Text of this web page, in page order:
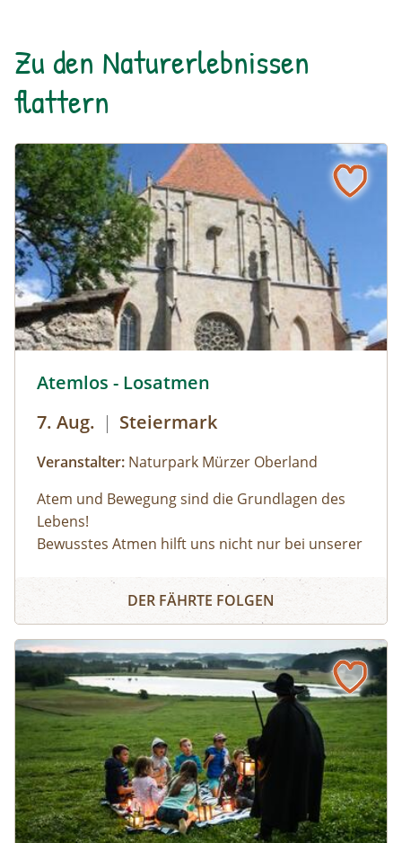
Zu den Naturerlebnissen
flattern
Atemlos - Losatmen
7. Aug. | Steiermark
Veranstalter: Naturpark Mürzer Oberland
Atem und Bewegung sind die Grundlagen des
Lebens!
Bewusstes Atmen hilft uns nicht nur bei unserer
herausfordernden Situationen oder bei
körperlicher Anstrengung. Wir lernen durch
bewusst zu beeinflussen.
Atemlos - Losatmen
DER FÄHRTE FOLGEN